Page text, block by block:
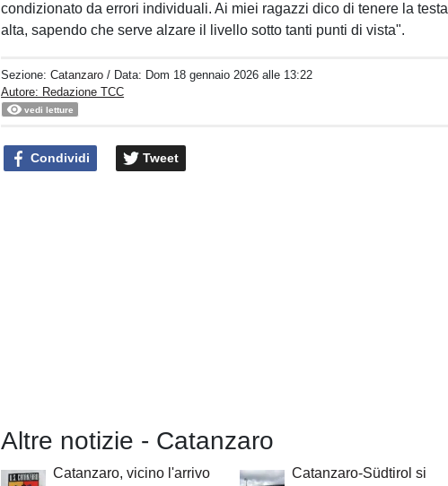
condizionato da errori individuali. Ai miei ragazzi dico di tenere la testa
alta, sapendo che serve alzare il livello sotto tanti punti di vista".
Sezione:Catanzaro / Data: Dom 18 gennaio 2026 alle 13:22
Autore: Redazione TCC
vedi letture
Condividi Tweet
Altre notizie - Catanzaro
Catanzaro, vicino l'arrivo
Catanzaro-Südtirol si